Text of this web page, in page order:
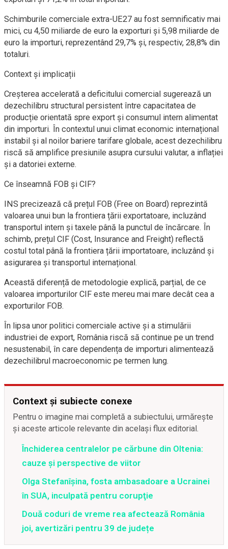
Schimburile comerciale extra-UE27 au fost semnificativ mai
mici, cu 4,50 miliarde de euro la exporturi și 5,98 miliarde de
euro la importuri, reprezentând 29,7% și, respectiv, 28,8% din
totaluri.
Context și implicații
Creșterea accelerată a deficitului comercial sugerează un
dezechilibru structural persistent între capacitatea de
producție orientată spre export și consumul intern alimentat
din importuri. În contextul unui climat economic internațional
instabil și al noilor bariere tarifare globale, acest dezechilibru
riscă să amplifice presiunile asupra cursului valutar, a inflației
și a datoriei externe.
Ce înseamnă FOB și CIF?
INS precizează că prețul FOB (Free on Board) reprezintă
valoarea unui bun la frontiera țării exportatoare, incluzând
transportul intern și taxele până la punctul de încărcare. În
schimb, prețul CIF (Cost, Insurance and Freight) reflectă
costul total până la frontiera țării importatoare, incluzând și
asigurarea și transportul internațional.
Această diferență de metodologie explică, parțial, de ce
valoarea importurilor CIF este mereu mai mare decât cea a
exporturilor FOB.
În lipsa unor politici comerciale active și a stimulării
industriei de export, România riscă să continue pe un trend
nesustenabil, în care dependența de importuri alimentează
dezechilibrul macroeconomic pe termen lung.
Context și subiecte conexe
Pentru o imagine mai completă a subiectului, urmărește
și aceste articole relevante din același flux editorial.
Închiderea centralelor pe cărbune din Oltenia:
cauze și perspective de viitor
Olga Stefanîşina, fosta ambasadoare a Ucrainei
în SUA, inculpată pentru corupţie
Două coduri de vreme rea afectează România
joi, avertizări pentru 39 de județe